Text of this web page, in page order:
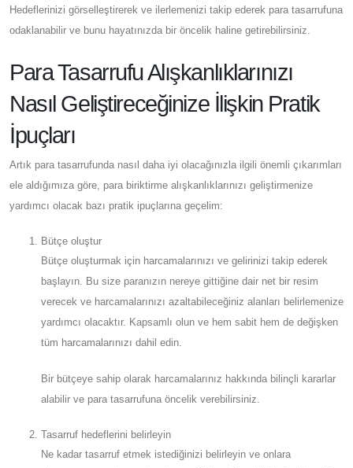
Hedeflerinizi görselleştirerek ve ilerlemenizi takip ederek para tasarrufuna
odaklanabilir ve bunu hayatınızda bir öncelik haline getirebilirsiniz.
Para Tasarrufu Alışkanlıklarınızı
Nasıl Geliştireceğinize İlişkin Pratik
İpuçları
Artık para tasarrufunda nasıl daha iyi olacağınızla ilgili önemli çıkarımları
ele aldığımıza göre, para biriktirme alışkanlıklarınızı geliştirmenize
yardımcı olacak bazı pratik ipuçlarına geçelim:
Bütçe oluştur
Bütçe oluşturmak için harcamalarınızı ve gelirinizi takip ederek
başlayın. Bu size paranızın nereye gittiğine dair net bir resim
verecek ve harcamalarınızı azaltabileceğiniz alanları belirlemenize
yardımcı olacaktır. Kapsamlı olun ve hem sabit hem de değişken
tüm harcamalarınızı dahil edin.
Bir bütçeye sahip olarak harcamalarınız hakkında bilinçli kararlar
alabilir ve para tasarrufuna öncelik verebilirsiniz.
Tasarruf hedeflerini belirleyin
Ne kadar tasarruf etmek istediğinizi belirleyin ve onlara